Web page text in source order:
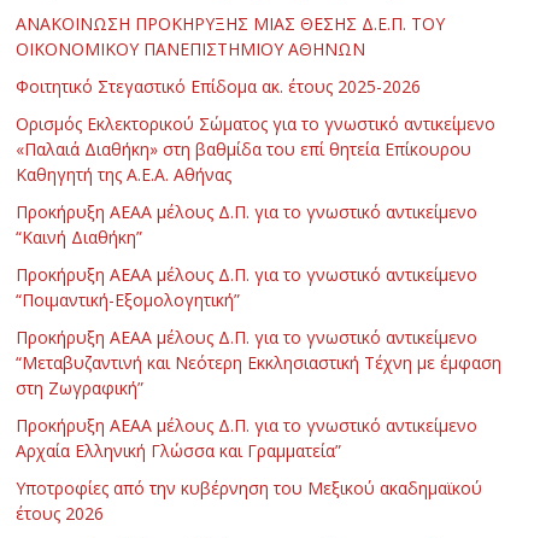
ΑΝΑΚΟΙΝΩΣΗ ΠΡΟΚΗΡΥΞΗΣ ΜΙΑΣ ΘΕΣΗΣ Δ.Ε.Π. ΤΟΥ
ΟΙΚΟΝΟΜΙΚΟΥ ΠΑΝΕΠΙΣΤΗΜΙΟΥ ΑΘΗΝΩΝ
Φοιτητικό Στεγαστικό Επίδομα ακ. έτους 2025-2026
Ορισμός Εκλεκτορικού Σώματος για το γνωστικό αντικείμενο
«Παλαιά Διαθήκη» στη βαθμίδα του επί θητεία Επίκουρου
Καθηγητή της Α.Ε.Α. Αθήνας
Προκήρυξη ΑΕΑΑ μέλους Δ.Π. για το γνωστικό αντικείμενο
“Καινή Διαθήκη”
Προκήρυξη ΑΕΑΑ μέλους Δ.Π. για το γνωστικό αντικείμενο
“Ποιμαντική-Εξομολογητική”
Προκήρυξη ΑΕΑΑ μέλους Δ.Π. για το γνωστικό αντικείμενο
“Μεταβυζαντινή και Νεότερη Εκκλησιαστική Τέχνη με έμφαση
στη Ζωγραφική”
Προκήρυξη ΑΕΑΑ μέλους Δ.Π. για το γνωστικό αντικείμενο
Αρχαία Ελληνική Γλώσσα και Γραμματεία”
Υποτροφίες από την κυβέρνηση του Μεξικού ακαδημαϊκού
έτους 2026